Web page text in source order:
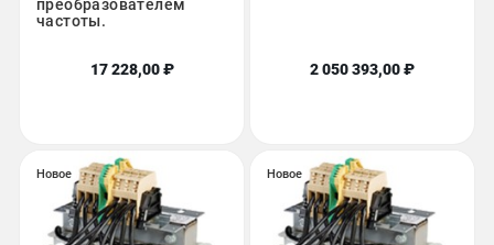
преобразователем
частоты.
17 228,00 ₽ 2 050 393,00 ₽
Новое Новое